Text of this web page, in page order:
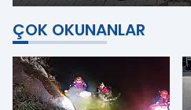
ÇOK OKUNANLAR